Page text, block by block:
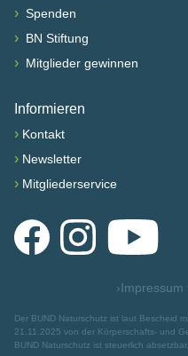
› Spenden
› BN Stiftung
› Mitglieder gewinnen
Informieren
› Kontakt
› Newsletter
› Mitgliederservice
FacebookInstagramYouTube
›Impressum
Der BUND Naturschutz ist laut Bescheid
21.11.2025 von der Körperschafts- und
BUND Naturschutz ist steuerlich absetzbar.